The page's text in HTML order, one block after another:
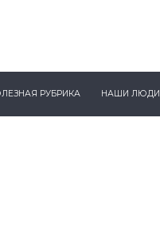
РУБРИКА НАШИ ЛЮДИ